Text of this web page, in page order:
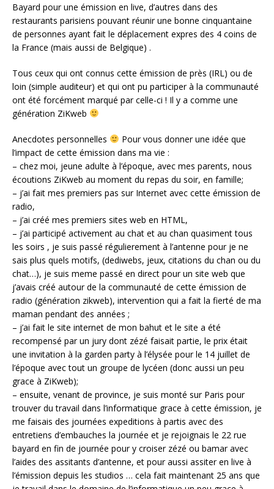
Bayard pour une émission en live, d’autres dans des
restaurants parisiens pouvant réunir une bonne cinquantaine
de personnes ayant fait le déplacement expres des 4 coins de
la France (mais aussi de Belgique) .
Tous ceux qui ont connus cette émission de près (IRL) ou de
loin (simple auditeur) et qui ont pu participer à la communauté
ont été forcément marqué par celle-ci ! Il y a comme une
génération ZiKweb
Anecdotes personnelles
Pour vous donner une idée que
l’impact de cette émission dans ma vie :
– chez moi, jeune adulte à l’époque, avec mes parents, nous
écoutions ZiKweb au moment du repas du soir, en famille;
– j’ai fait mes premiers pas sur Internet avec cette émission de
radio,
– j’ai créé mes premiers sites web en HTML,
– j’ai participé activement au chat et au chan quasiment tous
les soirs , je suis passé régulierement à l’antenne pour je ne
sais plus quels motifs, (dediwebs, jeux, citations du chan ou du
chat…), je suis meme passé en direct pour un site web que
j’avais créé autour de la communauté de cette émission de
radio (génération zikweb), intervention qui a fait la fierté de ma
maman pendant des années ;
– j’ai fait le site internet de mon bahut et le site a été
recompensé par un jury dont zézé faisait partie, le prix était
une invitation à la garden party à l’élysée pour le 14 juillet de
l’époque avec tout un groupe de lycéen (donc aussi un peu
grace à ZiKweb);
– ensuite, venant de province, je suis monté sur Paris pour
trouver du travail dans l’informatique grace à cette émission, je
me faisais des journées expeditions à partis avec des
entretiens d’embauches la journée et je rejoignais le 22 rue
bayard en fin de journée pour y croiser zézé ou bamar avec
l’aides des assitants d’antenne, et pour aussi assiter en live à
l’émission depuis les studios … cela fait maintenant 25 ans que